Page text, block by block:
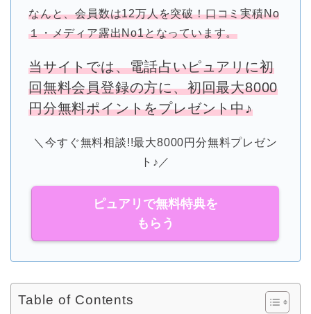
なんと、会員数は12万人を突破！口コミ実積No
１・メディア露出No1となっています。
当サイトでは、電話占いピュアリに初
回無料会員登録の方に、初回最大8000
円分無料ポイントをプレゼント中♪
＼今すぐ無料相談!!最大8000円分無料プレゼン
ト♪／
ピュアリで無料特典を
もらう
Table of Contents